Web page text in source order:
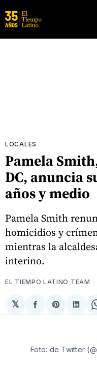
LOCALES
Pamela
DC, anuncia
años y medio
Pamela Smith
homicidios y
mientras la
interino.
EL TIEMPO LATINO TEAM
𝕏
Compartir
en
Share
on
en
Foto: de Twitter (